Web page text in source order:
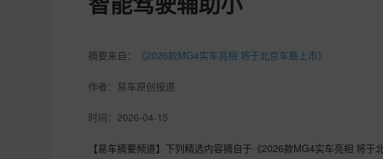
摘要来自： 《2026款MG4实车亮相 将于北京车展上市》
作者： 易车原创报道
时间： 2026-04-15
【易车摘要频道】下列精选内容摘自于《2026款MG4实车亮相 将于